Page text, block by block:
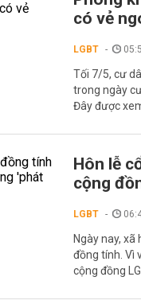
có vẻ
LGBT
Tối 7/5, cư
trong ngày
Đây được
Hôn lễ
cộng
LGBT
Ngày nay,
đồng tính. Vì
cộng đồng